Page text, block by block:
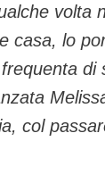
volta
casa, lo
di
col